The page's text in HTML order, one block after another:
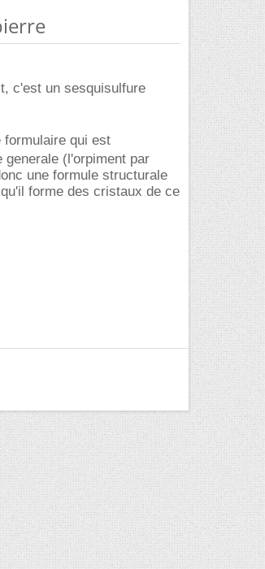
c'est un sesquisulfure
formulaire qui est
(l'orpiment par
une formule structurale
forme des cristaux de ce